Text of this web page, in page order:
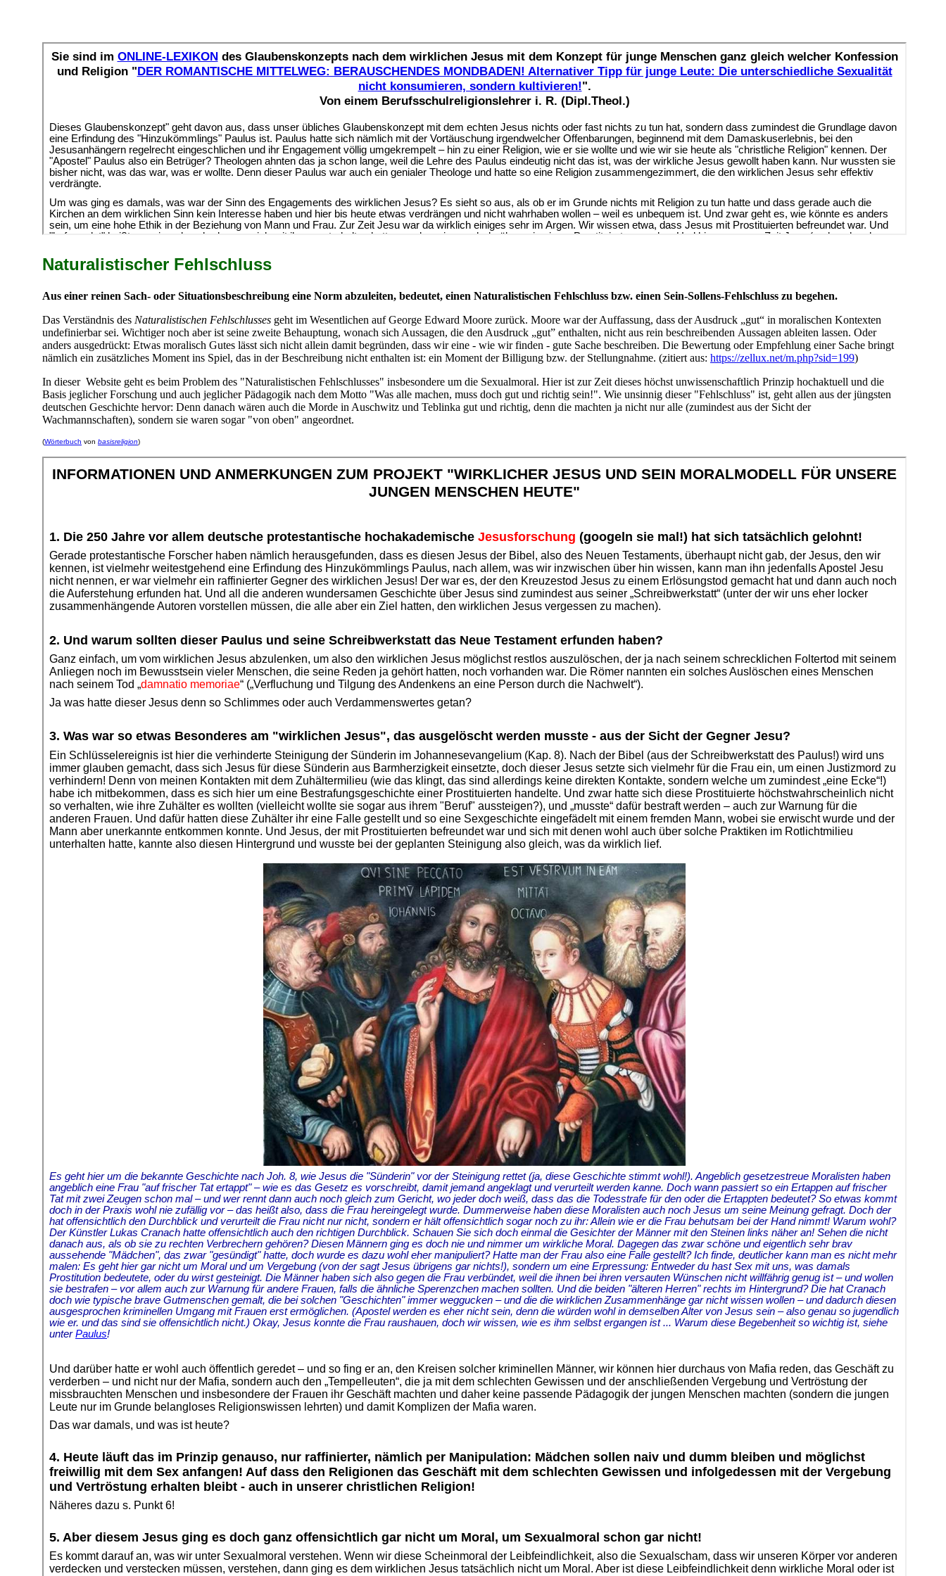
Naturalistischer Fehlschluss
Aus einer reinen Sach- oder Situationsbeschreibung eine Norm abzuleiten, bedeutet, einen Naturalistischen Fehlschluss bzw. einen Sein-Sollens-Fehlschluss zu begehen.
Das Verständnis des Naturalistischen Fehlschlusses geht im Wesentlichen auf George Edward Moore zurück. Moore war der Auffassung, dass der Ausdruck „gut“ in moralischen Kontexten
undefinierbar sei. Wichtiger noch aber ist seine zweite Behauptung, wonach sich Aussagen, die den Ausdruck „gut” enthalten, nicht aus rein beschreibenden Aussagen ableiten lassen. Oder
anders ausgedrückt: Etwas moralisch Gutes lässt sich nicht allein damit begründen, dass wir eine - wie wir finden - gute Sache beschreiben. Die Bewertung oder Empfehlung einer Sache bringt
nämlich ein zusätzliches Moment ins Spiel, das in der Beschreibung nicht enthalten ist: ein Moment der Billigung bzw. der Stellungnahme. (zitiert aus: https://zellux.net/m.php?sid=199)
In dieser Website geht es beim Problem des "Naturalistischen Fehlschlusses" insbesondere um die Sexualmoral. Hier ist zur Zeit dieses höchst unwissenschaftlich Prinzip hochaktuell und die
Basis jeglicher Forschung und auch jeglicher Pädagogik nach dem Motto "Was alle machen, muss doch gut und richtig sein!". Wie unsinnig dieser "Fehlschluss" ist, geht allen aus der jüngsten
deutschen Geschichte hervor: Denn danach wären auch die Morde in Auschwitz und Teblinka gut und richtig, denn die machten ja nicht nur alle (zumindest aus der Sicht der
Wachmannschaften), sondern sie waren sogar "von oben" angeordnet.
(Wörterbuch von basisreligion)